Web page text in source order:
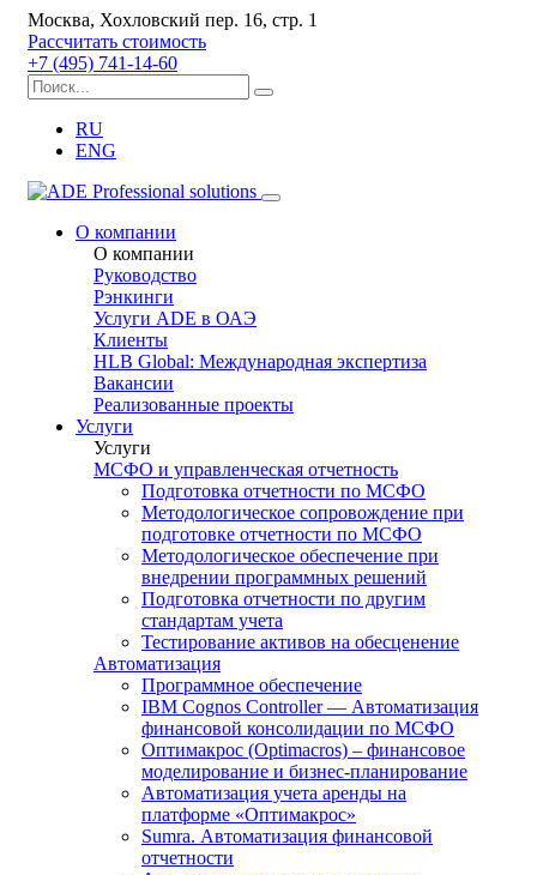
Москва, Хохловский пер. 16, стр. 1
Рассчитать стоимость
+7 (495) 741-14-60
RU
ENG
О компании
О компании
Руководство
Рэнкинги
Услуги ADE в ОАЭ
Клиенты
HLB Global: Международная экспертиза
Вакансии
Реализованные проекты
Услуги
Услуги
МСФО и управленческая отчетность
Подготовка отчетности по МСФО
Методологическое сопровождение при
подготовке отчетности по МСФО
Методологическое обеспечение при
внедрении программных решений
Подготовка отчетности по другим
стандартам учета
Тестирование активов на обесценение
Автоматизация
Программное обеспечение
IBM Cognos Controller — Автоматизация
финансовой консолидации по МСФО
Оптимакрос (Optimacros) – финансовое
моделирование и бизнес-планирование
Автоматизация учета аренды на
платформе «Оптимакрос»
Sumra. Автоматизация финансовой
отчетности